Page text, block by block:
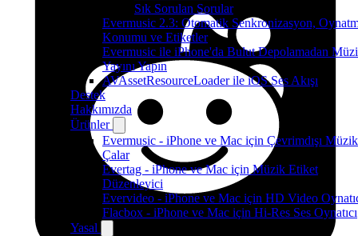
Sık Sorulan Sorular
Evermusic 2.3: Otomatik Senkronizasyon,
Konumu ve Etiketler
Evermusic ile iPhone'da Bulut Depolamadan
Yayını Yapın
AVAssetResourceLoader ile iOS Ses Akışı
Destek
Hakkımızda
Ürünler
Evermusic - iPhone ve Mac için Çevrimdışı Müzik
Çalar
Evertag - iPhone ve Mac için Müzik Etiket
Düzenleyici
Evervideo - iPhone ve Mac için HD Video
Flacbox - iPhone ve Mac için Hi-Res Ses Oynatıcı
Yasal